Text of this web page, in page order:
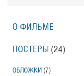
О ФИЛЬМЕ
ПОСТЕРЫ (24)
ОБЛОЖКИ (7)